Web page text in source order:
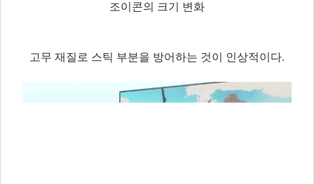
조이콘의 크기 변화
고무 재질로 스틱 부분을 방어하는 것이 인상적이다.